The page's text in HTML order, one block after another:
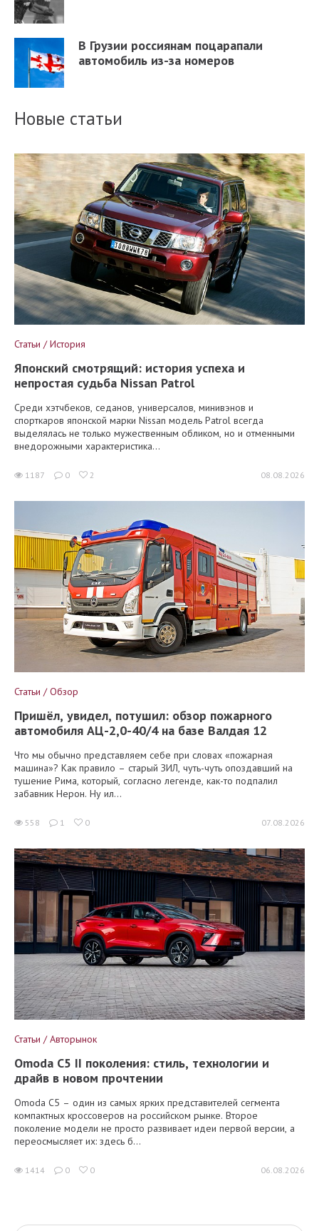
В Грузии россиянам поцарапали
автомобиль из-за номеров
Новые статьи
Статьи / История
Японский смотрящий: история успеха и
непростая судьба Nissan Patrol
Среди хэтчбеков, седанов, универсалов, минивэнов и
спорткаров японской марки Nissan модель Patrol всегда
выделялась не только мужественным обликом, но и отменными
внедорожными характеристика...
1187 0 2 08.08.2026
Статьи / Обзор
Пришёл, увидел, потушил: обзор пожарного
автомобиля АЦ-2,0-40/4 на базе Валдая 12
Что мы обычно представляем себе при словах «пожарная
машина»? Как правило – старый ЗИЛ, чуть-чуть опоздавший на
тушение Рима, который, согласно легенде, как-то подпалил
забавник Нерон. Ну ил...
558 1 0 07.08.2026
Статьи / Авторынок
Omoda C5 II поколения: стиль, технологии и
драйв в новом прочтении
Omoda C5 – один из самых ярких представителей сегмента
компактных кроссоверов на российском рынке. Второе
поколение модели не просто развивает идеи первой версии, а
переосмысляет их: здесь б...
1414 0 0 06.08.2026